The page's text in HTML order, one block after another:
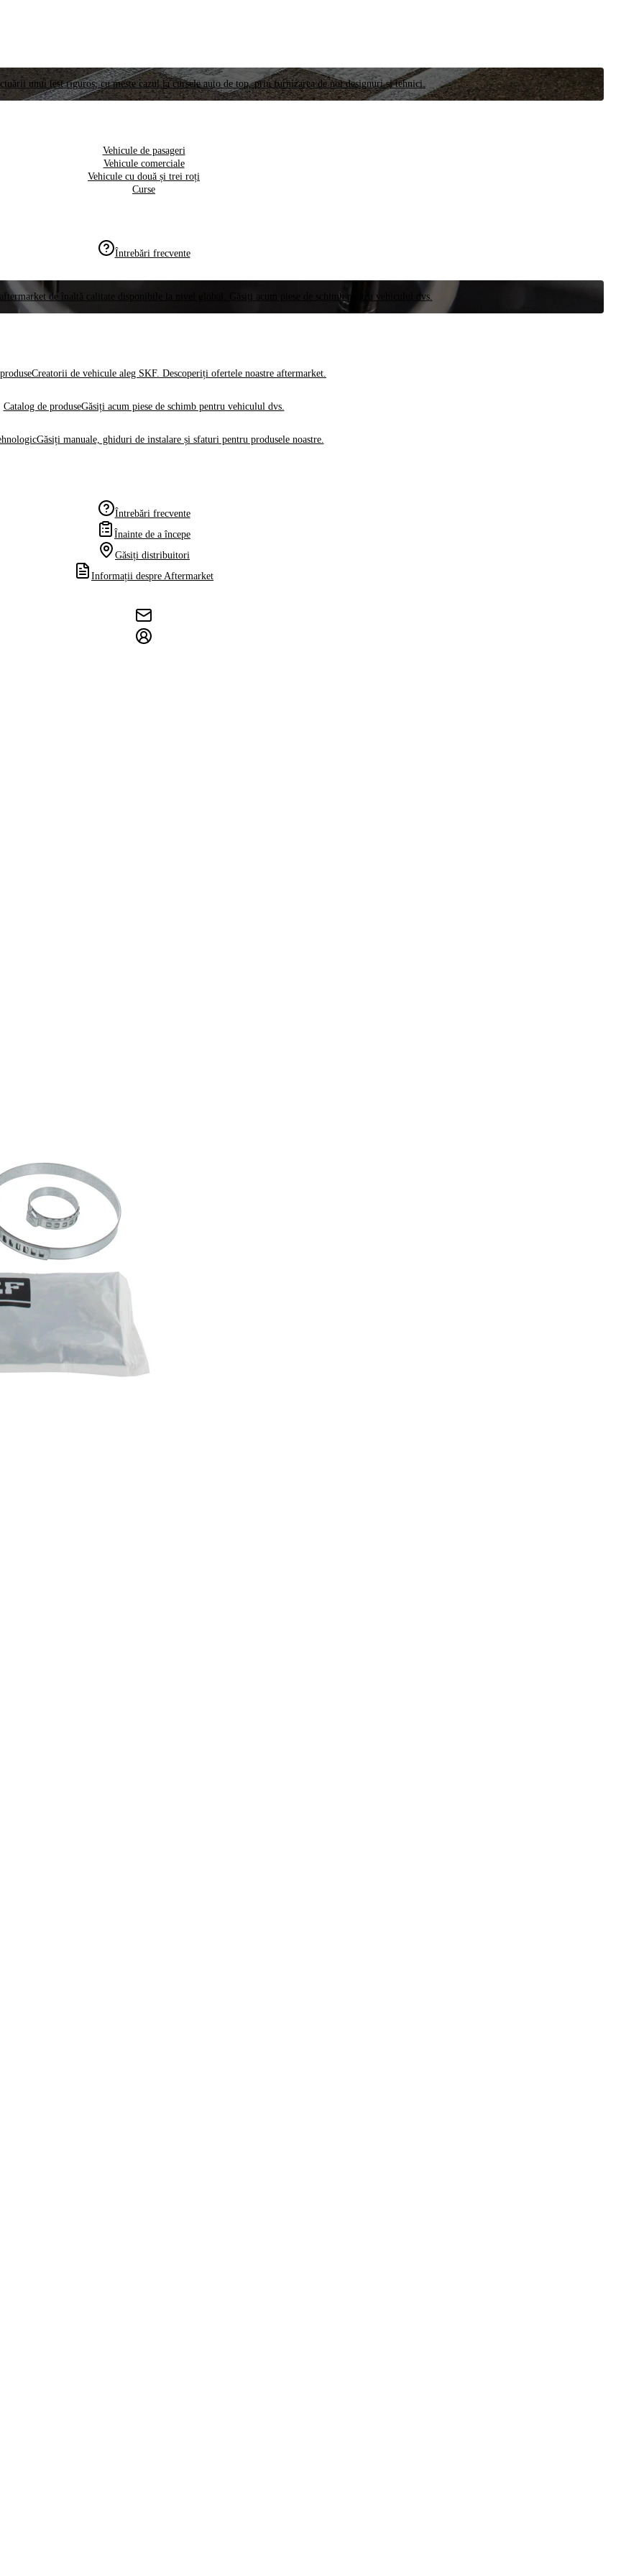
unui test riguros, cu meste cazul la cursele auto de top, prin furnizarea de noi designuri și tehnici.
Vehicule de pasageri
Vehicule comerciale
Vehicule cu două și trei roți
Curse
Întrebări frecvente
de înaltă calitate disponibile la nivel global. Găsiți acum piese de schimb pentru vehiculul dvs.
Creatorii de vehicule aleg SKF. Descoperiți ofertele noastre aftermarket.
Catalog de produseGăsiți acum piese de schimb pentru vehiculul dvs.
Găsiți manuale, ghiduri de instalare și sfaturi pentru produsele noastre.
Întrebări frecvente
Înainte de a începe
Găsiți distribuitori
Informații despre Aftermarket